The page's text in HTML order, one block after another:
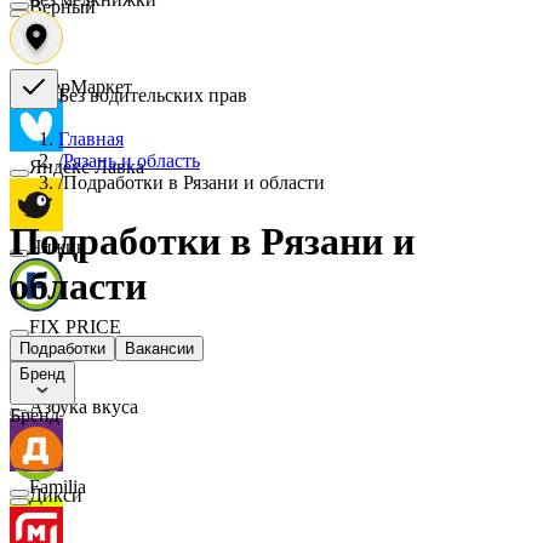
Верный
СберМаркет
Яндекс Лавка
Чижик
FIX PRICE
Азбука вкуса
Familia
Без водительских прав
Главная
/Рязань и область
/Подработки в Рязани и области
Подработки в Рязани и
области
Подработки
Вакансии
Бренд
Бренд
Дикси